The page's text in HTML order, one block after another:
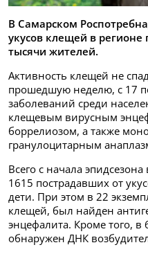
В Самарском
укусов клещей в
тысячи жителей.
Активность клещей не
прошедшую неделю, с 17
заболеваний среди
клещевым вирусным
боррелиозом, а также
гранулоцитарным
Всего с начала
1615 пострадавших от
дети. При этом в 22
клещей, был найден
энцефалита. Кроме того, в
обнаружен ДНК